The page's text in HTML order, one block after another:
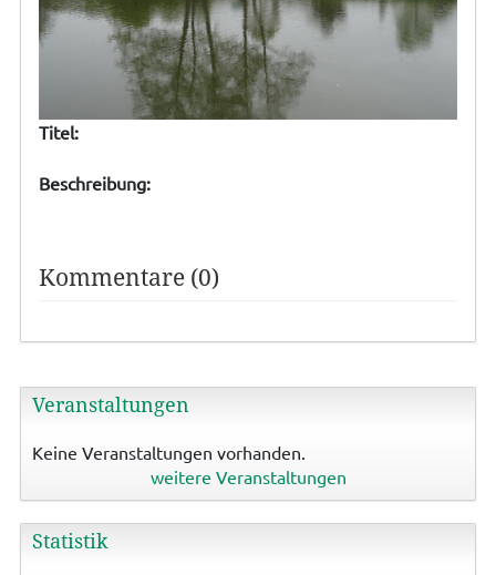
Titel:
Beschreibung:
Kommentare (0)
Veranstaltungen
Keine Veranstaltungen vorhanden.
weitere Veranstaltungen
Statistik